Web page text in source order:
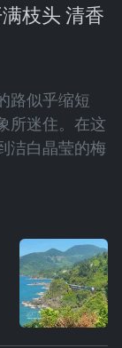
枝头 清香
路似乎缩短
所迷住。在这
洁白晶莹的梅